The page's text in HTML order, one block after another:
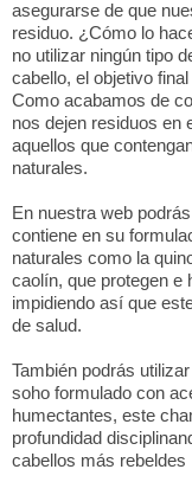
asegurarse de que
residuo. ¿Cómo lo
no utilizar ningún tipo
cabello, el objetivo
Como acabamos de
nos dejen residuos en
aquellos que
naturales.
En nuestra web
contiene en su
naturales como la
caolín, que protegen e
impidiendo así que
de salud.
También podrás
soho formulado con
humectantes, este
profundidad
cabellos más rebeldes